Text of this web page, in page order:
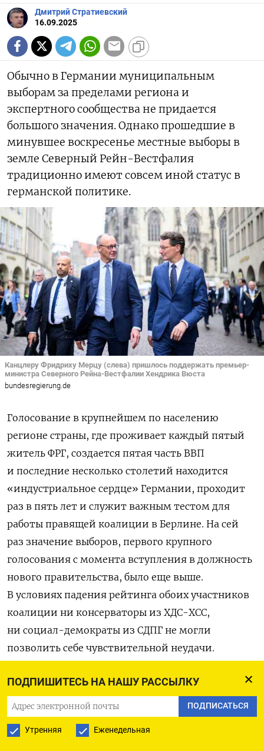
ПОДПИШИТЕСЬ НА НАШУ РАССЫЛКУ
ПОДПИСАТЬСЯ
Утренняя Еженедельная
Дмитрий Стратиевский
16.09.2025
Обычно в Германии муниципальным
выборам за пределами региона и
экспертного сообщества не придается
большого значения. Однако прошедшие в
минувшее воскресенье местные выборы в
земле Северный Рейн-Вестфалия
традиционно имеют совсем иной статус в
германской политике.
Канцлеру Фридриху Мерцу (слева) пришлось поддержать премьер-
министра Северного Рейна-Вестфалии Хендрика Вюста
bundesregierung.de
Голосование в крупнейшем по населению
регионе страны, где проживает каждый пятый
житель ФРГ, создается пятая часть ВВП
и последние несколько столетий находится
«индустриальное сердце» Германии, проходит
раз в пять лет и служит важным тестом для
работы правящей коалиции в Берлине. На сей
раз значение выборов, первого крупного
голосования с момента вступления в должность
нового правительства, было еще выше.
В условиях падения рейтинга обоих участников
коалиции ни консерваторы из ХДС-ХСС,
ни социал-демократы из СДПГ не могли
позволить себе чувствительной неудачи.
ХДС удалось относительно уверенно победить.
Электоральные потери СДПГ оказались не столь
значимыми, как ожидалось. Правые
экстремисты из партии «Альтернатива для